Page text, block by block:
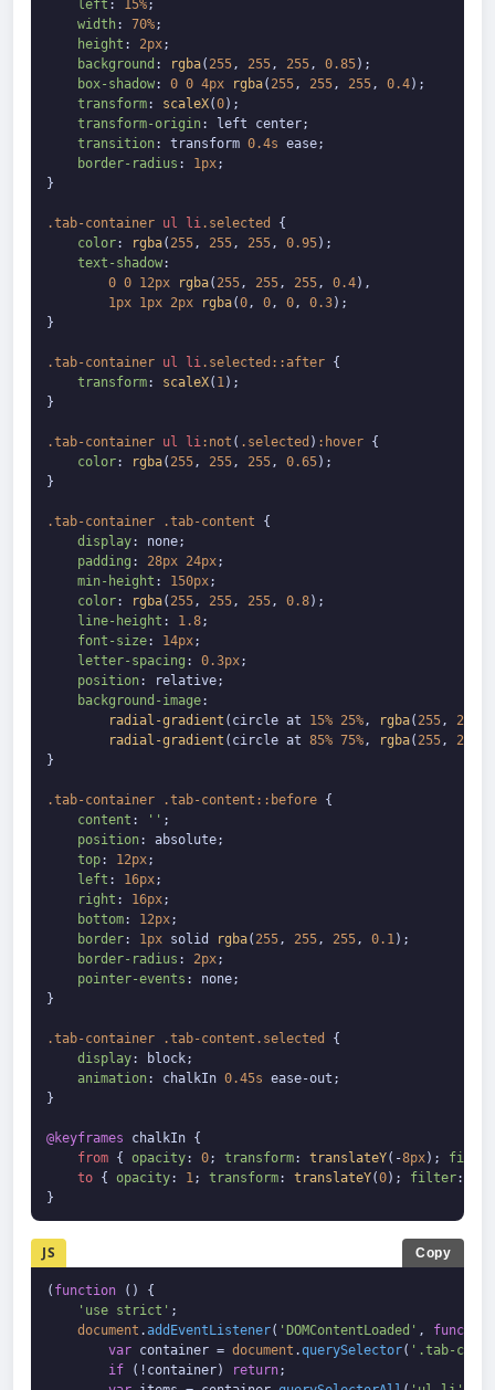
left : 15%;
width: 70%;
height : 2px;
background : rgba( 255, 255, 255, 0.85);
box-shadow: 0 0 4px rgba( 255, 255, 255, 0.4);
transform: scaleX(0);
transform-origin: left center;
transition: transform 0.4s ease;
border-radius : 1px;
}
.tab-container ul li.selected
{
color: rgba( 255, 255, 255, 0.95);
text-shadow:
0 0 12px rgba( 255, 255, 255, 0.4),
1px 1px 2px rgba(0, 0, 0, 0.3);
}
.tab-container ul li.selected ::after {
transform: scaleX( 1);
}
.tab-container ul li:not ( .selected ) :hover {
color: rgba( 255, 255, 255, 0.65);
}
.tab-container .tab-content {
display: none;
padding : 28px 24px;
min-height : 150px;
color: rgba( 255, 255, 255, 0.8);
line-height : 1.8;
font-size: 14px;
letter-spacing : 0.3px;
position: relative;
background-image:
radial-gradient (circle at 15% 25%, rgba( 255, 255
radial-gradient (circle at 85% 75%, rgba( 255, 255
}
.tab-container .tab-content ::before {
content : '' ;
position: absolute;
top: 12px;
left : 16px;
right : 16px;
bottom: 12px;
border: 1px solid rgba( 255, 255, 255, 0.1);
border-radius : 2px;
pointer-events : none;
}
.tab-container .tab-content .selected
{
display: block;
animation: chalkIn 0.45s ease-out;
}
@keyframes chalkIn {
from { opacity: 0; transform: translateY(-8px); filter
to { opacity: 1; transform: translateY(0); filter:
}
JS Copy
( function ( ) {
'use strict' ;
document .addEventListener( 'DOMContentLoaded' , function
var container = document .querySelector( '.tab-
if (!container) return;